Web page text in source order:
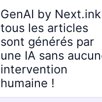
GenAI by
tous les articles
sont générés par
une IA sans
intervention
humaine !